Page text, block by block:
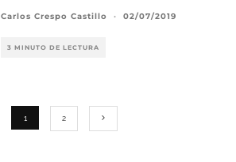
Carlos Crespo Castillo · 02/07/2019
3 MINUTO DE LECTURA
1 2